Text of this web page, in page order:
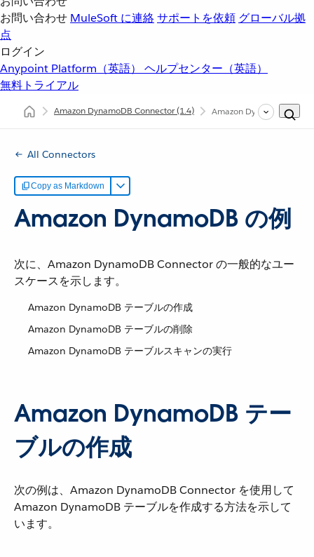
お問い合わせ MuleSoft に連絡サポートを依頼 グローバル拠
点
ログイン
Anypoint Platform（英語） ヘルプセンター（英語）
無料トライアル
Amazon DynamoDB Connector(1.4) Amazon DynamoDB
All Connectors
Copy as Markdown
Amazon DynamoDB の例
次に、Amazon DynamoDB Connector の一般的なユー
スケースを示します。
Amazon DynamoDB テーブルの作成
Amazon DynamoDB テーブルの削除
Amazon DynamoDB テーブルスキャンの実行
Amazon DynamoDB テー
ブルの作成
次の例は、Amazon DynamoDB Connector を使用して
Amazon DynamoDB テーブルを作成する方法を示して
います。